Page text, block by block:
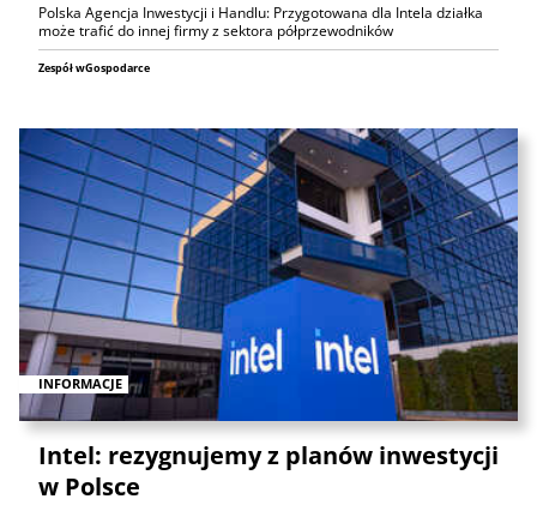
Polska Agencja Inwestycji i Handlu: Przygotowana dla Intela działka
może trafić do innej firmy z sektora półprzewodników
Zespół wGospodarce
INFORMACJE
Intel: rezygnujemy z planów inwestycji
w Polsce